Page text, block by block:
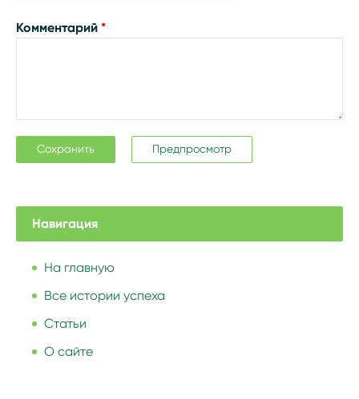
Комментарий*
Навигация
На главную
Все истории успеха
Статьи
О сайте